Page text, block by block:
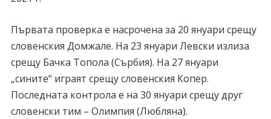
Първата проверка е насрочена за 20 януари срещу
словенския Домжале. На 23 януари Левски излиза
срещу Бачка Топола (Сърбия). На 27 януари
„сините“ играят срещу словенския Копер.
Последната контрола е на 30 януари срещу друг
словенски тим – Олимпия (Любляна).